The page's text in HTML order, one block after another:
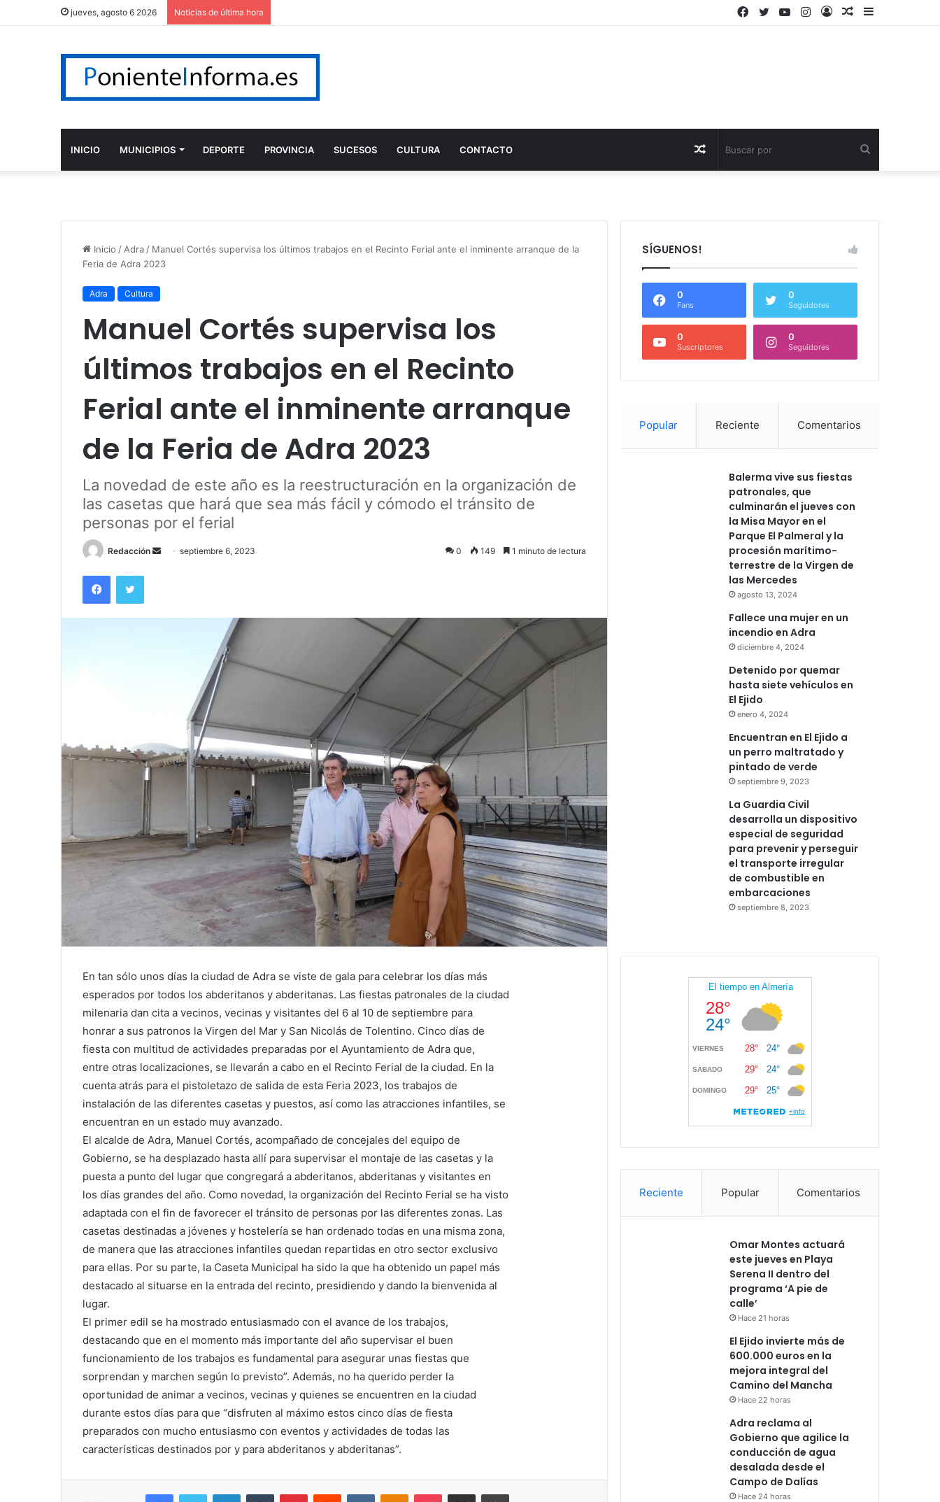
jueves, agosto 6 2026 Noticias de última hora
Barra
Publicación
Acceso
Instagram
YouTube
Twitter
Facebook
INICIO MUNICIPIOS DEPORTE PROVINCIA SUCESOS CULTURA CONTACTO Publicación
Inicio / Adra / Manuel Cortés supervisa los últimos trabajos en el Recinto Ferial ante el inminente arranque de la
Feria de Adra 2023
Adra Cultura
Manuel Cortés supervisa los
últimos trabajos en el Recinto
Ferial ante el inminente arranque
de la Feria de Adra 2023
La novedad de este año es la reestructuración en la organización de
las casetas que hará que sea más fácil y cómodo el tránsito de
personas por el ferial
Redacción
Send septiembre 6, 2023 0 149 1 minuto de lectura
FacebookTwitter
En tan sólo unos días la ciudad de Adra se viste de gala para celebrar los días más
esperados por todos los abderitanos y abderitanas. Las fiestas patronales de la ciudad
milenaria dan cita a vecinos, vecinas y visitantes del 6 al 10 de septiembre para
honrar a sus patronos la Virgen del Mar y San Nicolás de Tolentino. Cinco días de
fiesta con multitud de actividades preparadas por el Ayuntamiento de Adra que,
entre otras localizaciones, se llevarán a cabo en el Recinto Ferial de la ciudad. En la
cuenta atrás para el pistoletazo de salida de esta Feria 2023, los trabajos de
instalación de las diferentes casetas y puestos, así como las atracciones infantiles, se
encuentran en un estado muy avanzado.
El alcalde de Adra, Manuel Cortés, acompañado de concejales del equipo de
Gobierno, se ha desplazado hasta allí para supervisar el montaje de las casetas y la
puesta a punto del lugar que congregará a abderitanos, abderitanas y visitantes en
los días grandes del año. Como novedad, la organización del Recinto Ferial se ha visto
adaptada con el fin de favorecer el tránsito de personas por las diferentes zonas. Las
casetas destinadas a jóvenes y hostelería se han ordenado todas en una misma zona,
de manera que las atracciones infantiles quedan repartidas en otro sector exclusivo
para ellas. Por su parte, la Caseta Municipal ha sido la que ha obtenido un papel más
destacado al situarse en la entrada del recinto, presidiendo y dando la bienvenida al
lugar.
El primer edil se ha mostrado entusiasmado con el avance de los trabajos,
destacando que en el momento más importante del año supervisar el buen
funcionamiento de los trabajos es fundamental para asegurar unas fiestas que
sorprendan y marchen según lo previsto”. Además, no ha querido perder la
oportunidad de animar a vecinos, vecinas y quienes se encuentren en la ciudad
durante estos días para que “disfruten al máximo estos cinco días de fiesta
preparados con mucho entusiasmo con eventos y actividades de todas las
características destinados por y para abderitanos y abderitanas”.
FacebookTwitter LinkedInTumblr PinterestReddit VKontakteOdnoklassniki
Pocket Compartir por correo electrónicoImprimir
SÍGUENOS!
0
Fans
0
Seguidores
0
Suscriptores
0
Seguidores
Popular Reciente Comentarios
Balerma vive sus fiestas
patronales, que
culminarán el jueves con
la Misa Mayor en el
Parque El Palmeral y la
procesión marítimo-
terrestre de la Virgen de
las Mercedes
agosto 13, 2024
Fallece una mujer en un
incendio en Adra
diciembre 4, 2024
Detenido por quemar
hasta siete vehículos en
El Ejido
enero 4, 2024
Encuentran en El Ejido a
un perro maltratado y
pintado de verde
septiembre 9, 2023
La Guardia Civil
desarrolla un dispositivo
especial de seguridad
para prevenir y perseguir
el transporte irregular
de combustible en
embarcaciones
septiembre 8, 2023
Reciente Popular Comentarios
Omar Montes actuará
este jueves en Playa
Serena II dentro del
programa ‘A pie de
calle’
Hace 21 horas
El Ejido invierte más de
600.000 euros en la
mejora integral del
Camino del Mancha
Hace 22 horas
Adra reclama al
Gobierno que agilice la
conducción de agua
desalada desde el
Campo de Dalías
Hace 24 horas